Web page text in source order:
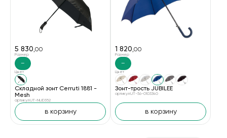
5 830,00
Размер
—
Цвет
Складной зонт Cerruti 1881 -
Mesh
артикул UT-NUD352
в корзину
1 820,00
Размер
—
Цвет
Зонт-трость JUBILEE
артикул UT-56-0103340
в корзину